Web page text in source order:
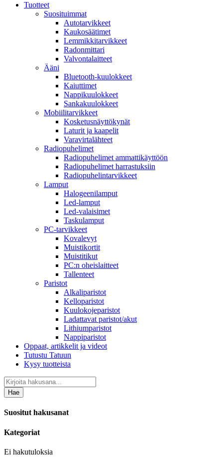
Tuotteet
Suosituimmat
Autotarvikkeet
Kaukosäätimet
Lemmikkitarvikkeet
Radonmittari
Valvontalaitteet
Ääni
Bluetooth-kuulokkeet
Kaiuttimet
Nappikuulokkeet
Sankakuulokkeet
Mobiilitarvikkeet
Kosketusnäyttökynät
Laturit ja kaapelit
Varavirtalähteet
Radiopuhelimet
Radiopuhelimet ammattikäyttöön
Radiopuhelimet harrastuksiin
Radiopuhelintarvikkeet
Lamput
Halogeenilamput
Led-lamput
Led-valaisimet
Taskulamput
PC-tarvikkeet
Kovalevyt
Muistikortit
Muistitikut
PC:n oheislaitteet
Tallenteet
Paristot
Alkaliparistot
Kelloparistot
Kuulokojeparistot
Ladattavat paristot/akut
Lithiumparistot
Nappiparistot
Oppaat, artikkelit ja videot
Tutustu Tatuun
Kysy tuotteista
Hae
Suositut hakusanat
Kategoriat
Ei hakutuloksia